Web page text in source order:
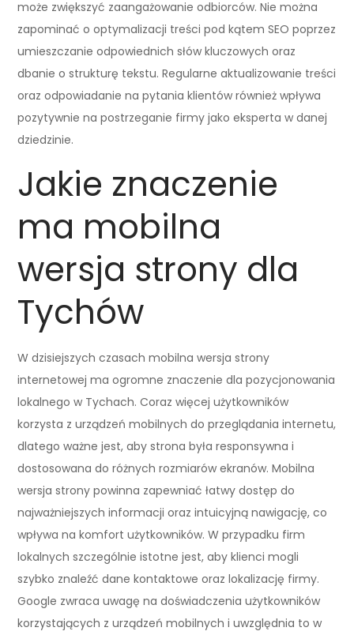
może zwiększyć zaangażowanie odbiorców. Nie można
zapominać o optymalizacji treści pod kątem SEO poprzez
umieszczanie odpowiednich słów kluczowych oraz
dbanie o strukturę tekstu. Regularne aktualizowanie treści
oraz odpowiadanie na pytania klientów również wpływa
pozytywnie na postrzeganie firmy jako eksperta w danej
dziedzinie.
Jakie znaczenie
ma mobilna
wersja strony dla
Tychów
W dzisiejszych czasach mobilna wersja strony
internetowej ma ogromne znaczenie dla pozycjonowania
lokalnego w Tychach. Coraz więcej użytkowników
korzysta z urządzeń mobilnych do przeglądania internetu,
dlatego ważne jest, aby strona była responsywna i
dostosowana do różnych rozmiarów ekranów. Mobilna
wersja strony powinna zapewniać łatwy dostęp do
najważniejszych informacji oraz intuicyjną nawigację, co
wpływa na komfort użytkowników. W przypadku firm
lokalnych szczególnie istotne jest, aby klienci mogli
szybko znaleźć dane kontaktowe oraz lokalizację firmy.
Google zwraca uwagę na doświadczenia użytkowników
korzystających z urządzeń mobilnych i uwzględnia to w